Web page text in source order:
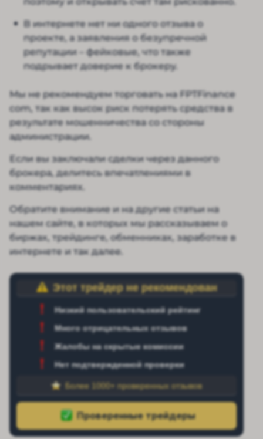
В интернете нет ни одного отзыва о
проекте, а заявления о безупречной
репутации – фейковые, что также
подрывает доверие к брокеру.
Мы не рекомендуем торговать на FPTFinance
com, так как высок риск потерять средства в
результате мошенничества со стороны
администрации.
Если вы заключали сделки через данного
брокера, делитесь впечатлениями в
комментариях.
Обратите внимание и на другие статьи на
нашем сайте, в которых мы рассказываем о
биржах, трейдинге, обменниках, заработке в
интернете и так далее.
Этот трейдер не рекомендован
Низкий пользовательский рейтинг
Много отрицательных отзывов
Жалобы на скрытые комиссии
Нет подтвержденной проверки
Более 1000+ проверенных отзывов